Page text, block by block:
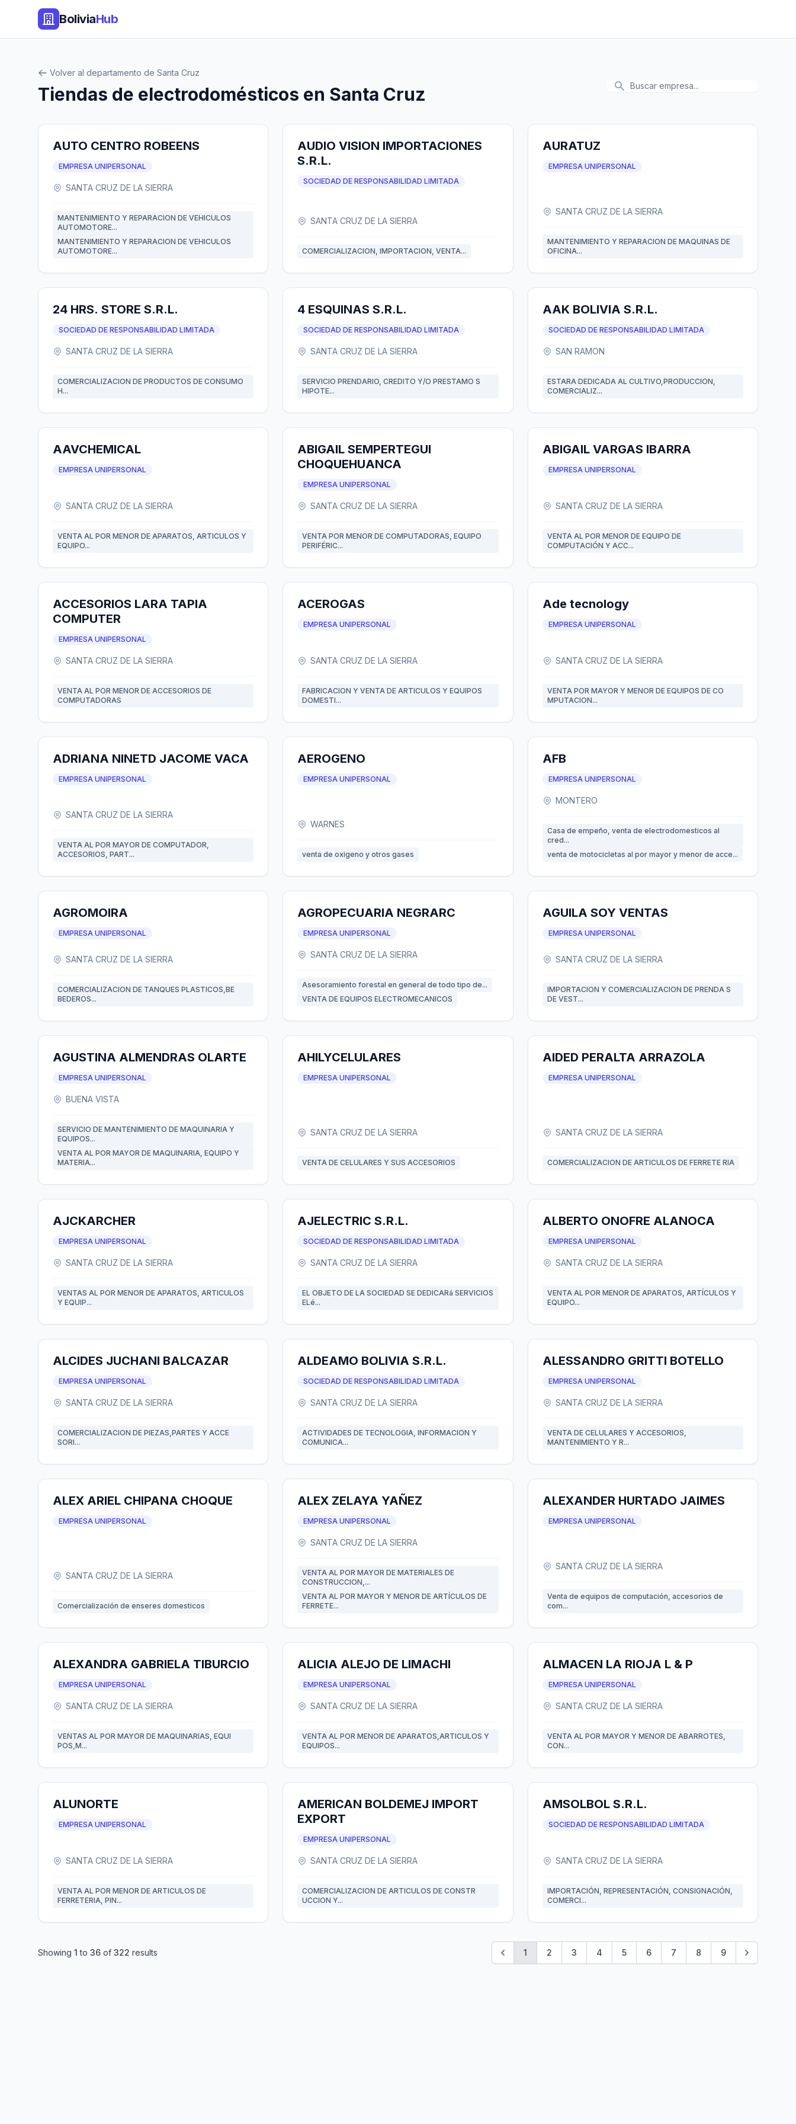
BoliviaHub
Volver al departamento de Santa Cruz
Tiendas de electrodomésticos en Santa Cruz
AUTO CENTRO ROBEENS
EMPRESA UNIPERSONAL
SANTA CRUZ DE LA SIERRA
MANTENIMIENTO Y REPARACION DE VEHICULOS
AUTOMOTORE...
MANTENIMIENTO Y REPARACION DE VEHICULOS
AUTOMOTORE...
AUDIO VISION IMPORTACIONES
S.R.L.
SOCIEDAD DE RESPONSABILIDAD LIMITADA
SANTA CRUZ DE LA SIERRA
COMERCIALIZACION, IMPORTACION, VENTA...
AURATUZ
EMPRESA UNIPERSONAL
SANTA CRUZ DE LA SIERRA
MANTENIMIENTO Y REPARACION DE MAQUINAS DE
OFICINA...
24 HRS. STORE S.R.L.
SOCIEDAD DE RESPONSABILIDAD LIMITADA
SANTA CRUZ DE LA SIERRA
COMERCIALIZACION DE PRODUCTOS DE CONSUMO
H...
4 ESQUINAS S.R.L.
SOCIEDAD DE RESPONSABILIDAD LIMITADA
SANTA CRUZ DE LA SIERRA
SERVICIO PRENDARIO, CREDITO Y/O PRESTAMO S
HIPOTE...
AAK BOLIVIA S.R.L.
SOCIEDAD DE RESPONSABILIDAD LIMITADA
SAN RAMON
ESTARA DEDICADA AL CULTIVO,PRODUCCION,
COMERCIALIZ...
AAVCHEMICAL
EMPRESA UNIPERSONAL
SANTA CRUZ DE LA SIERRA
VENTA AL POR MENOR DE APARATOS, ARTICULOS Y
EQUIPO...
ABIGAIL SEMPERTEGUI
CHOQUEHUANCA
EMPRESA UNIPERSONAL
SANTA CRUZ DE LA SIERRA
VENTA POR MENOR DE COMPUTADORAS, EQUIPO
PERIFÉRIC...
ABIGAIL VARGAS IBARRA
EMPRESA UNIPERSONAL
SANTA CRUZ DE LA SIERRA
VENTA AL POR MENOR DE EQUIPO DE
COMPUTACIÓN Y ACC...
ACCESORIOS LARA TAPIA
COMPUTER
EMPRESA UNIPERSONAL
SANTA CRUZ DE LA SIERRA
VENTA AL POR MENOR DE ACCESORIOS DE
COMPUTADORAS
ACEROGAS
EMPRESA UNIPERSONAL
SANTA CRUZ DE LA SIERRA
FABRICACION Y VENTA DE ARTICULOS Y EQUIPOS
DOMESTI...
Ade tecnology
EMPRESA UNIPERSONAL
SANTA CRUZ DE LA SIERRA
VENTA POR MAYOR Y MENOR DE EQUIPOS DE CO
MPUTACION...
ADRIANA NINETD JACOME VACA
EMPRESA UNIPERSONAL
SANTA CRUZ DE LA SIERRA
VENTA AL POR MAYOR DE COMPUTADOR,
ACCESORIOS, PART...
AEROGENO
EMPRESA UNIPERSONAL
WARNES
venta de oxigeno y otros gases
AFB
EMPRESA UNIPERSONAL
MONTERO
Casa de empeño, venta de electrodomesticos al
cred...
venta de motocicletas al por mayor y menor de acce...
AGROMOIRA
EMPRESA UNIPERSONAL
SANTA CRUZ DE LA SIERRA
COMERCIALIZACION DE TANQUES PLASTICOS,BE
BEDEROS...
AGROPECUARIA NEGRARC
EMPRESA UNIPERSONAL
SANTA CRUZ DE LA SIERRA
Asesoramiento forestal en general de todo tipo de...
VENTA DE EQUIPOS ELECTROMECANICOS
AGUILA SOY VENTAS
EMPRESA UNIPERSONAL
SANTA CRUZ DE LA SIERRA
IMPORTACION Y COMERCIALIZACION DE PRENDA S
DE VEST...
AGUSTINA ALMENDRAS OLARTE
EMPRESA UNIPERSONAL
BUENA VISTA
SERVICIO DE MANTENIMIENTO DE MAQUINARIA Y
EQUIPOS...
VENTA AL POR MAYOR DE MAQUINARIA, EQUIPO Y
MATERIA...
AHILYCELULARES
EMPRESA UNIPERSONAL
SANTA CRUZ DE LA SIERRA
VENTA DE CELULARES Y SUS ACCESORIOS
AIDED PERALTA ARRAZOLA
EMPRESA UNIPERSONAL
SANTA CRUZ DE LA SIERRA
COMERCIALIZACION DE ARTICULOS DE FERRETE RIA
AJCKARCHER
EMPRESA UNIPERSONAL
SANTA CRUZ DE LA SIERRA
VENTAS AL POR MENOR DE APARATOS, ARTICULOS
Y EQUIP...
AJELECTRIC S.R.L.
SOCIEDAD DE RESPONSABILIDAD LIMITADA
SANTA CRUZ DE LA SIERRA
EL OBJETO DE LA SOCIEDAD SE DEDICARá SERVICIOS
ELé...
ALBERTO ONOFRE ALANOCA
EMPRESA UNIPERSONAL
SANTA CRUZ DE LA SIERRA
VENTA AL POR MENOR DE APARATOS, ARTÍCULOS Y
EQUIPO...
ALCIDES JUCHANI BALCAZAR
EMPRESA UNIPERSONAL
SANTA CRUZ DE LA SIERRA
COMERCIALIZACION DE PIEZAS,PARTES Y ACCE
SORI...
ALDEAMO BOLIVIA S.R.L.
SOCIEDAD DE RESPONSABILIDAD LIMITADA
SANTA CRUZ DE LA SIERRA
ACTIVIDADES DE TECNOLOGIA, INFORMACION Y
COMUNICA...
ALESSANDRO GRITTI BOTELLO
EMPRESA UNIPERSONAL
SANTA CRUZ DE LA SIERRA
VENTA DE CELULARES Y ACCESORIOS,
MANTENIMIENTO Y R...
ALEX ARIEL CHIPANA CHOQUE
EMPRESA UNIPERSONAL
SANTA CRUZ DE LA SIERRA
Comercialización de enseres domesticos
ALEX ZELAYA YAÑEZ
EMPRESA UNIPERSONAL
SANTA CRUZ DE LA SIERRA
VENTA AL POR MAYOR DE MATERIALES DE
CONSTRUCCION,...
VENTA AL POR MAYOR Y MENOR DE ARTÍCULOS DE
FERRETE...
ALEXANDER HURTADO JAIMES
EMPRESA UNIPERSONAL
SANTA CRUZ DE LA SIERRA
Venta de equipos de computación, accesorios de
com...
ALEXANDRA GABRIELA TIBURCIO
EMPRESA UNIPERSONAL
SANTA CRUZ DE LA SIERRA
VENTAS AL POR MAYOR DE MAQUINARIAS, EQUI
POS,M...
ALICIA ALEJO DE LIMACHI
EMPRESA UNIPERSONAL
SANTA CRUZ DE LA SIERRA
VENTA AL POR MENOR DE APARATOS,ARTICULOS Y
EQUIPOS...
ALMACEN LA RIOJA L & P
EMPRESA UNIPERSONAL
SANTA CRUZ DE LA SIERRA
VENTA AL POR MAYOR Y MENOR DE ABARROTES,
CON...
ALUNORTE
EMPRESA UNIPERSONAL
SANTA CRUZ DE LA SIERRA
VENTA AL POR MENOR DE ARTICULOS DE
FERRETERIA, PIN...
AMERICAN BOLDEMEJ IMPORT
EXPORT
EMPRESA UNIPERSONAL
SANTA CRUZ DE LA SIERRA
COMERCIALIZACION DE ARTICULOS DE CONSTR
UCCION Y...
AMSOLBOL S.R.L.
SOCIEDAD DE RESPONSABILIDAD LIMITADA
SANTA CRUZ DE LA SIERRA
IMPORTACIÓN, REPRESENTACIÓN, CONSIGNACIÓN,
COMERCI...
Showing 1 to 36 of 322 results 1 2 3 4 5 6 7 8 9